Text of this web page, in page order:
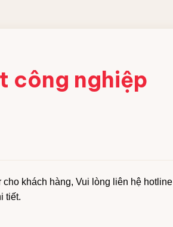
công nghiệp
khách hàng, Vui lòng liên hệ hotline
tiết.